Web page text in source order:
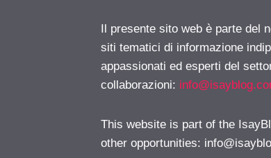
Il presente sito web è parte del
siti tematici di informazione
appassionati ed esperti del
collaborazioni:
This website is part of the
other opportunities: